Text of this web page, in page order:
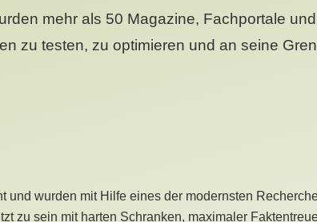
mehr als 50 Magazine, Fachportale
zu testen, zu optimieren und an seine
und wurden mit Hilfe eines der modernsten
zu sein mit harten Schranken, maximaler